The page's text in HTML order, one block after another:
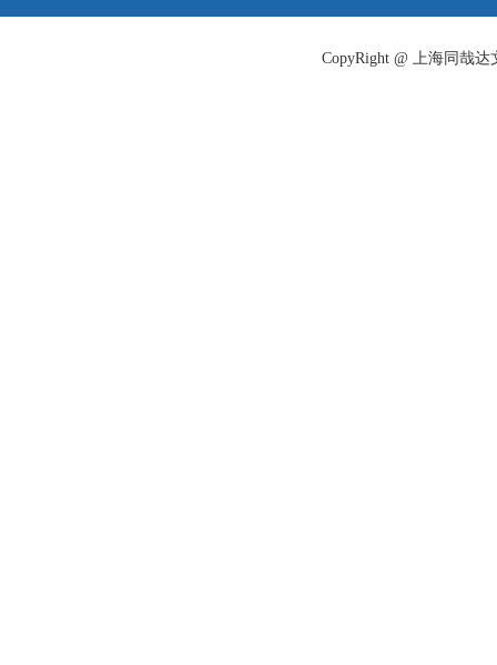
CopyRight @ 上海同哉